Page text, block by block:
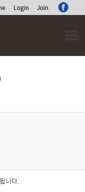
Login Join
됩니다.